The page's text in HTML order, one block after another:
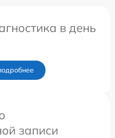
в день
записи